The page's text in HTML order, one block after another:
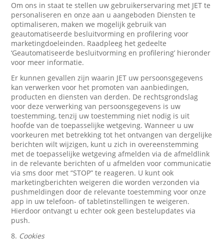
Om ons in staat te stellen uw gebruikerservaring met JET te
personaliseren en onze aan u aangeboden Diensten te
optimaliseren, maken we mogelijk gebruik van
geautomatiseerde besluitvorming en profilering voor
marketingdoeleinden. Raadpleeg het gedeelte
‘Geautomatiseerde besluitvorming en profilering’ hieronder
voor meer informatie.
Er kunnen gevallen zijn waarin JET uw persoonsgegevens
kan verwerken voor het promoten van aanbiedingen,
producten en diensten van derden. De rechtsgrondslag
voor deze verwerking van persoonsgegevens is uw
toestemming, tenzij uw toestemming niet nodig is uit
hoofde van de toepasselijke wetgeving. Wanneer u uw
voorkeuren met betrekking tot het ontvangen van dergelijke
berichten wilt wijzigen, kunt u zich in overeenstemming
met de toepasselijke wetgeving afmelden via de afmeldlink
in de relevante berichten of u afmelden voor communicatie
via sms door met “STOP” te reageren. U kunt ook
marketingberichten weigeren die worden verzonden via
pushmeldingen door de relevante toestemming voor onze
app in uw telefoon- of tabletinstellingen te weigeren.
Hierdoor ontvangt u echter ook geen bestelupdates via
push.
8. Cookies